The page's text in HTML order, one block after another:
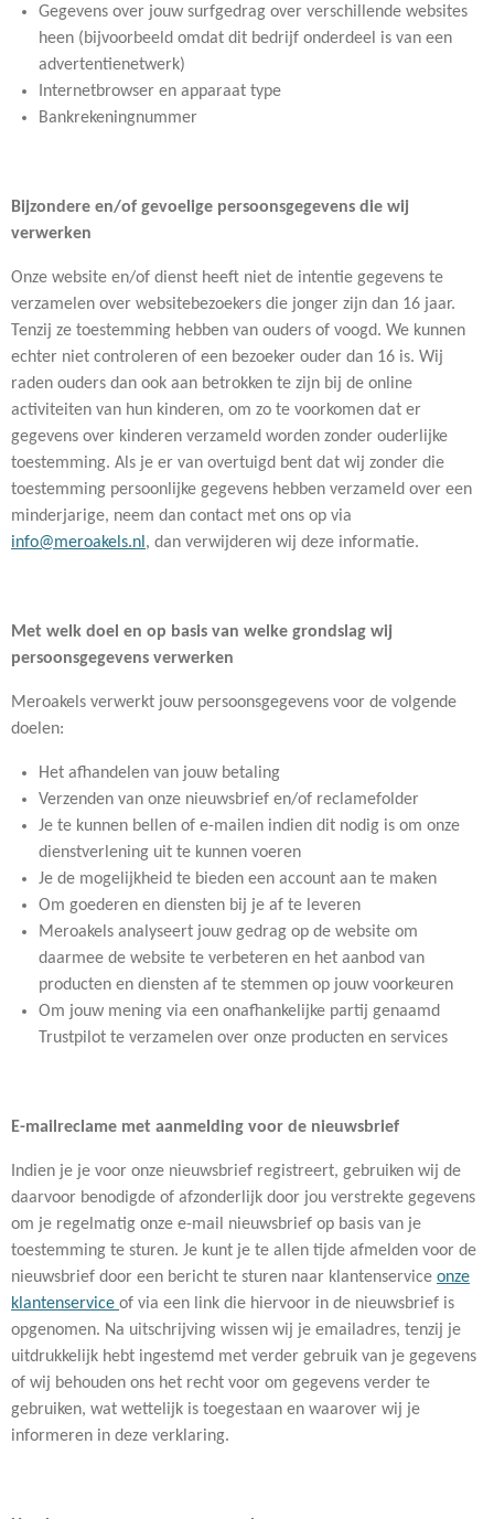
Gegevens over jouw surfgedrag over verschillende websites
heen (bijvoorbeeld omdat dit bedrijf onderdeel is van een
advertentienetwerk)
Internetbrowser en apparaat type
Bankrekeningnummer
Bijzondere en/of gevoelige persoonsgegevens die wij
verwerken
Onze website en/of dienst heeft niet de intentie gegevens te
verzamelen over websitebezoekers die jonger zijn dan 16 jaar.
Tenzij ze toestemming hebben van ouders of voogd. We kunnen
echter niet controleren of een bezoeker ouder dan 16 is. Wij
raden ouders dan ook aan betrokken te zijn bij de online
activiteiten van hun kinderen, om zo te voorkomen dat er
gegevens over kinderen verzameld worden zonder ouderlijke
toestemming. Als je er van overtuigd bent dat wij zonder die
toestemming persoonlijke gegevens hebben verzameld over een
minderjarige, neem dan contact met ons op via
info@meroakels.nl , dan verwijderen wij deze informatie.
Met welk doel en op basis van welke grondslag wij
persoonsgegevens verwerken
Meroakels verwerkt jouw persoonsgegevens voor de volgende
doelen:
Het afhandelen van jouw betaling
Verzenden van onze nieuwsbrief en/of reclamefolder
Je te kunnen bellen of e-mailen indien dit nodig is om onze
dienstverlening uit te kunnen voeren
Je de mogelijkheid te bieden een account aan te maken
Om goederen en diensten bij je af te leveren
Meroakels analyseert jouw gedrag op de website om
daarmee de website te verbeteren en het aanbod van
producten en diensten af te stemmen op jouw voorkeuren
Om jouw mening via een onafhankelijke partij genaamd
Trustpilot te verzamelen over onze producten en services
E-mailreclame met aanmelding voor de nieuwsbrief
Indien je je voor onze nieuwsbrief registreert, gebruiken wij de
daarvoor benodigde of afzonderlijk door jou verstrekte gegevens
om je regelmatig onze e-mail nieuwsbrief op basis van je
toestemming te sturen. Je kunt je te allen tijde afmelden voor de
nieuwsbrief door een bericht te sturen naar klantenservice onze
klantenservice of via een link die hiervoor in de nieuwsbrief is
opgenomen. Na uitschrijving wissen wij je emailadres, tenzij je
uitdrukkelijk hebt ingestemd met verder gebruik van je gegevens
of wij behouden ons het recht voor om gegevens verder te
gebruiken, wat wettelijk is toegestaan en waarover wij je
informeren in deze verklaring.